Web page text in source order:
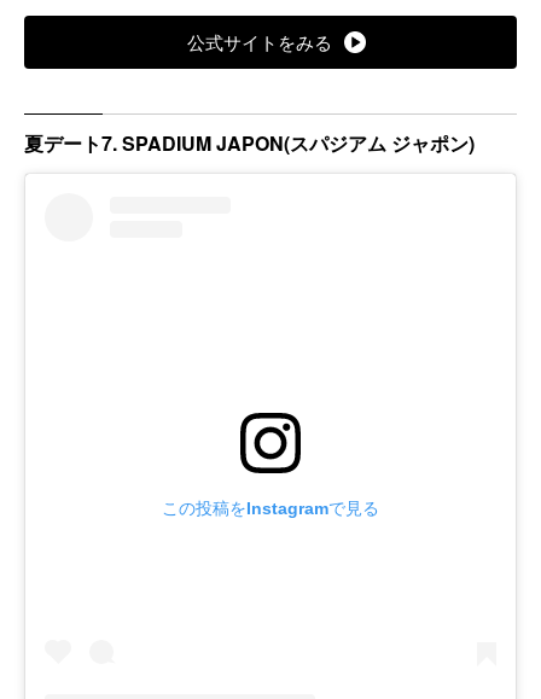
公式サイトをみる
夏デート7. SPADIUM JAPON(スパジアム ジャポン)
この投稿をInstagramで見る